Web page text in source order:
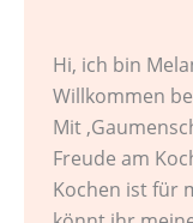
Hi, ich bin
Willkommen
Mit
Freude am
Kochen ist für